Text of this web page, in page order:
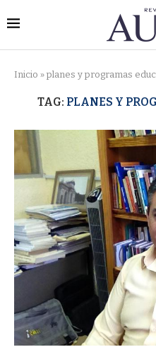
Inicio » planes y programas
TAG: PLANES Y